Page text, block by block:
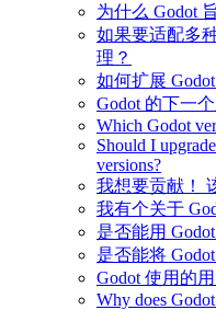
为什么 Godot
如果要适配多
理？
如何扩展 Godot
Godot 的下一
Which Godot
Should I
versions?
我想要贡献！
我有个关于
是否能用
是否能将
Godot 使用的
Why does